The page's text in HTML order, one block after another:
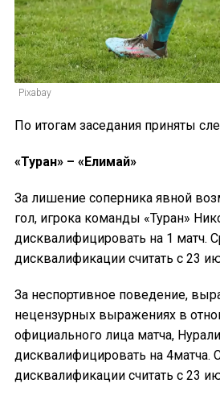
Pixabay
По итогам заседания приняты
«Туран» – «Елимай»
За лишение соперника явной
гол, игрока команды «Туран»
дисквалифицировать на 1 матч.
дисквалификации считать с 23
За неспортивное поведение,
нецензурных выражениях в
официального лица матча,
дисквалифицировать на 4матча.
дисквалификации считать с 23